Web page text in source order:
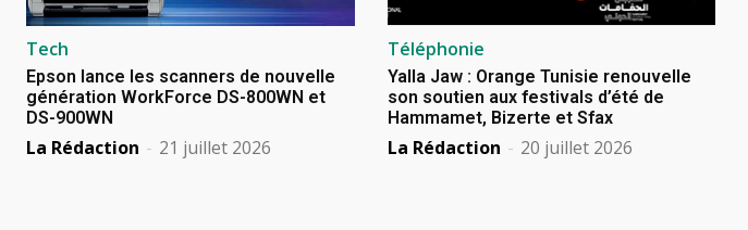
Tech
Epson lance les scanners de nouvelle
génération WorkForce DS-800WN et
DS-900WN
La Rédaction - 21 juillet 2026
Téléphonie
Yalla Jaw : Orange Tunisie renouvelle
son soutien aux festivals d’été de
Hammamet, Bizerte et Sfax
La Rédaction - 20 juillet 2026